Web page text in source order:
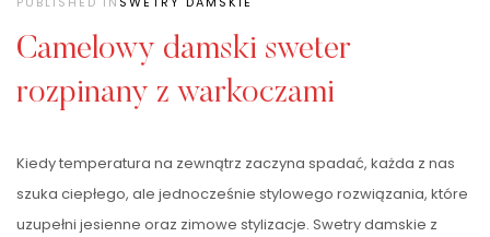
Camelowy damski sweter
rozpinany z warkoczami
Kiedy temperatura na zewnątrz zaczyna spadać, każda z nas
szuka ciepłego, ale jednocześnie stylowego rozwiązania, które
uzupełni jesienne oraz zimowe stylizacje. Swetry damskie z